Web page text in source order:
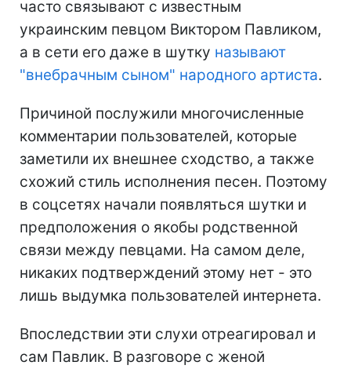
часто связывают с известным
украинским певцом Виктором Павликом,
а в сети его даже в шутку называют
"внебрачным сыном" народного артиста.
Причиной послужили многочисленные
комментарии пользователей, которые
заметили их внешнее сходство, а также
схожий стиль исполнения песен. Поэтому
в соцсетях начали появляться шутки и
предположения о якобы родственной
связи между певцами. На самом деле,
никаких подтверждений этому нет - это
лишь выдумка пользователей интернета.
Впоследствии эти слухи отреагировал и
сам Павлик. В разговоре с женой